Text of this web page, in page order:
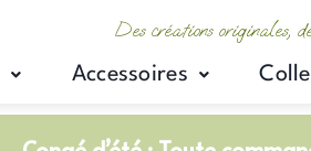
Des créations originales,
Accessoires